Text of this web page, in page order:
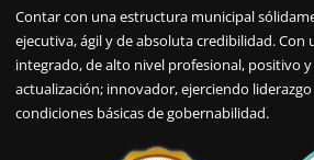
Contar con una estructura municipal
ejecutiva, ágil y de absoluta credibilidad.
integrado, de alto nivel profesional, positivo
actualización; innovador, ejerciendo
condiciones básicas de gobernabilidad.